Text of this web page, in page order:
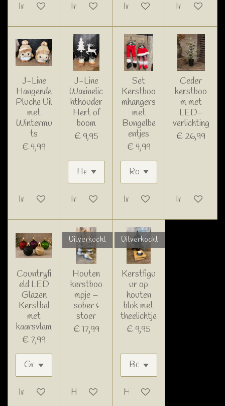
In winkelwagen In winkelwagen In winkelwagen In
J-Line
Hangende
Pluche Uil
met
Wintermu
ts
€ 4,99
In winkelwagen
J-Line
Waxinelic
hthouder
Hert of
boom
€ 9,95
In winkelwagen
Set
Kerstboo
mhangers
met
Bungelbe
entjes
€ 4,99
In winkelwagen
Ceder
kerstboo
m met
LED-
verlichting
€ 26,99
In
Countryfi
eld LED
Glazen
Kerstbal
met
kaarsvlam
€ 7,99
In winkelwagen
Uitverkocht
Houten
kerstboo
mpje –
sober &
stoer
€ 17,99
Houd mij op de hoogte
Uitverkocht
Kerstfigu
ur op
houten
blok met
theelichtje
€ 9,95
Houd mij op de hoogte